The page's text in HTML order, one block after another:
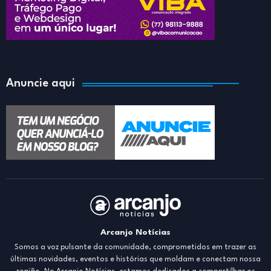
Anuncie aqui
Arcanjo Notícias
Somos a voz pulsante da comunidade, comprometidos em trazer as
últimas novidades, eventos e histórias que moldam e conectam nossa